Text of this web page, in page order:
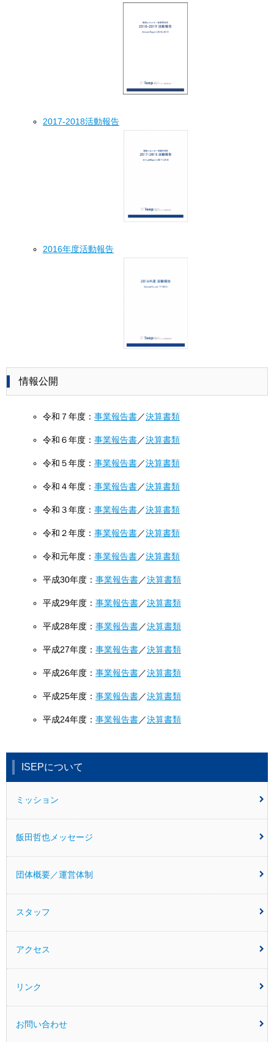
2017-2018活動報告
2016年度活動報告
情報公開
令和７年度： 事業報告書／決算書類
令和６年度： 事業報告書／決算書類
令和５年度： 事業報告書／決算書類
令和４年度： 事業報告書／決算書類
令和３年度： 事業報告書／決算書類
令和２年度： 事業報告書／決算書類
令和元年度： 事業報告書／決算書類
平成30年度： 事業報告書／決算書類
平成29年度： 事業報告書／決算書類
平成28年度： 事業報告書／決算書類
平成27年度： 事業報告書／決算書類
平成26年度： 事業報告書／決算書類
平成25年度： 事業報告書／決算書類
平成24年度： 事業報告書／決算書類
ISEPについて
ミッション
飯田哲也メッセージ
団体概要／運営体制
スタッフ
アクセス
リンク
お問い合わせ